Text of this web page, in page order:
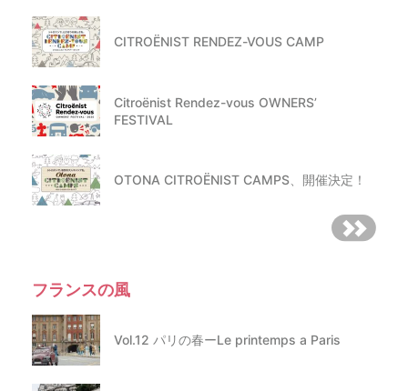
CITROËNIST RENDEZ-VOUS CAMP
Citroënist Rendez-vous OWNERS’
FESTIVAL
OTONA CITROËNIST CAMPS、開催決定！
フランスの風
Vol.12 パリの春ーLe printemps a Paris